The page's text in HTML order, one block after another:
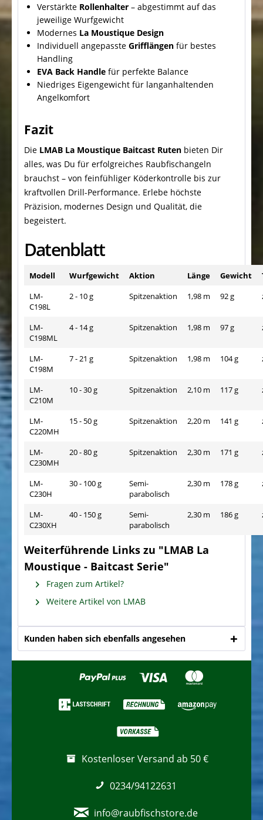
Verstärkte Rollenhalter – abgestimmt auf das
jeweilige Wurfgewicht
Modernes La Moustique Design
Individuell angepasste Grifflängen für bestes
Handling
EVA Back Handle für perfekte Balance
Niedriges Eigengewicht für langanhaltenden
Angelkomfort
Fazit
Die LMAB La Moustique Baitcast Ruten bieten Dir
alles, was Du für erfolgreiches Raubfischangeln
brauchst – von feinfühliger Köderkontrolle bis zur
kraftvollen Drill-Performance. Erlebe höchste
Präzision, modernes Design und Qualität, die
begeistert.
Datenblatt
Modell Wurfgewicht Aktion Länge Gewicht
LM-
C198L
2 - 10 g Spitzenaktion 1,98 m 92 g
LM-
C198ML
4 - 14 g Spitzenaktion 1,98 m 97 g
LM-
C198M
7 - 21 g Spitzenaktion 1,98 m 104 g
LM-
C210M
10 - 30 g Spitzenaktion 2,10 m 117 g
LM-
C220MH
15 - 50 g Spitzenaktion 2,20 m 141 g
LM-
C230MH
20 - 80 g Spitzenaktion 2,30 m 171 g
LM-
C230H
30 - 100 g
Semi-
parabolisch
2,30 m 178 g
LM-
C230XH
40 - 150 g
Semi-
parabolisch
2,30 m 186 g
Weiterführende Links zu "LMAB La
Moustique - Baitcast Serie"
Fragen zum Artikel?
Weitere Artikel von LMAB
Kunden haben sich ebenfalls angesehen
Kostenloser Versand ab 50 €
0234/94122631
info@raubfischstore.de